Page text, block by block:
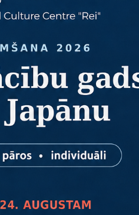
Orive-sensei
Izvēlieties plakātu, lai